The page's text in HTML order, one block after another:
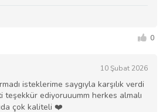
0
10 Şubat 2026
isteklerime saygıyla karşılık verdi
teşekkür ediyoruuumm herkes almalı
çok kaliteli ❤️